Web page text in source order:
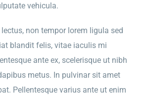
vehicula.
non tempor lorem ligula sed
blandit felis, vitae iaculis mi
ante ex, scelerisque ut nibh
metus. In pulvinar sit amet
Pellentesque varius ante ut enim